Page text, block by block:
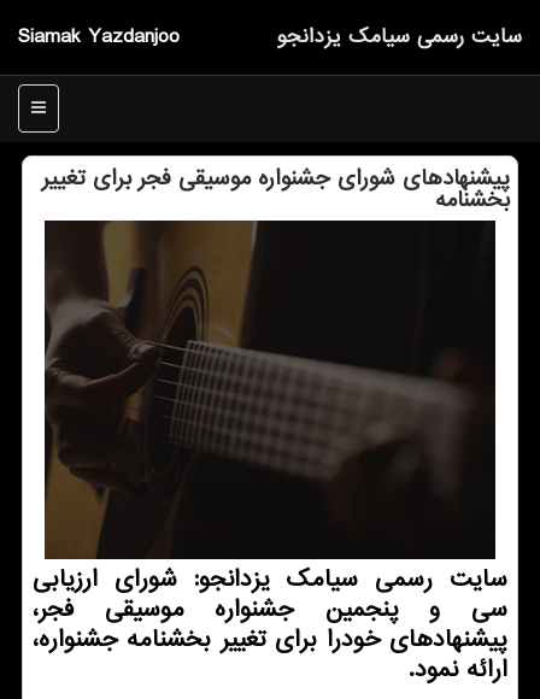
Siamak Yazdanjoo سایت رسمی سیامك یزدانجو
منو
پیشنهادهای شورای جشنواره موسیقی فجر برای تغییر
بخشنامه
سایت رسمی سیامك یزدانجو: شورای ارزیابی
سی و پنجمین جشنواره موسیقی فجر،
پیشنهادهای خودرا برای تغییر بخشنامه جشنواره،
ارائه نمود.